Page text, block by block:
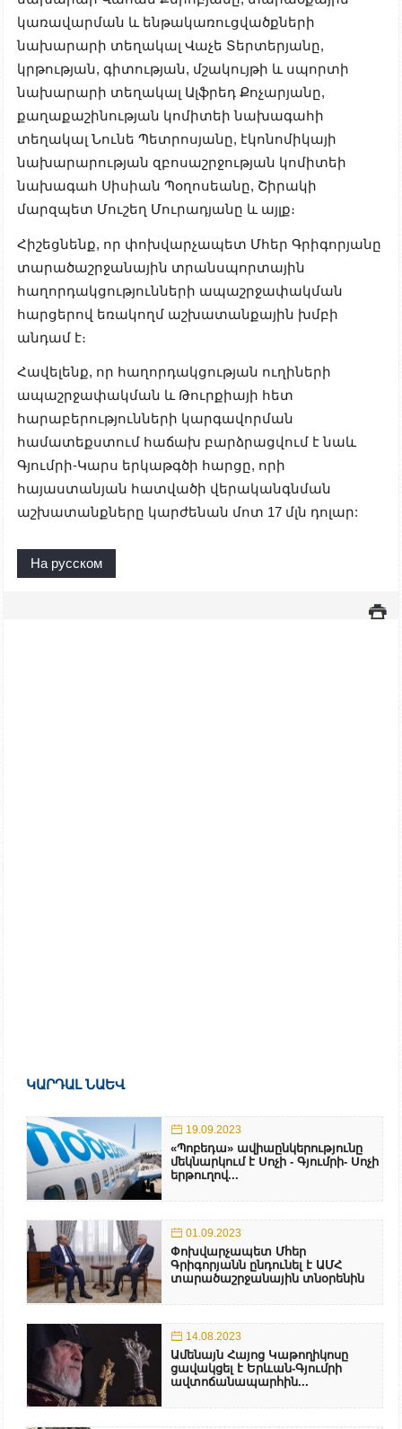
կառավարման և ենթակառուցվածքների
նախարարի տեղակալ Վաչե Տերտերյանը,
կրթության, գիտության, մշակույթի և սպորտի
նախարարի տեղակալ Ալֆրեդ Քոչարյանը,
քաղաքաշինության կոմիտեի նախագահի
տեղակալ Նունե Պետրոսյանը, էկոնոմիկայի
նախարարության զբոսաշրջության կոմիտեի
նախագահ Սիսիան Պօղոսեանը, Շիրակի
մարզպետ Մուշեղ Մուրադյանը և այլք։
Հիշեցնենք, որ փոխվարչապետ Մհեր Գրիգորյանը
տարածաշրջանային տրանսպորտային
հաղորդակցությունների ապաշրջափակման
հարցերով եռակողմ աշխատանքային խմբի
անդամ է։
Հավելենք, որ հաղորդակցության ուղիների
ապաշրջափակման և Թուրքիայի հետ
հարաբերությունների կարգավորման
համատեքստում հաճախ բարձրացվում է նաև
Գյումրի-Կարս երկաթգծի հարցը, որի
հայաստանյան հատվածի վերականգնման
աշխատանքները կարժենան մոտ 17 մլն դոլար:
На русском
ԿԱՐԴԱԼ ՆԱԵՎ
19.09.2023
«Պոբեդա» ավիաընկերությունը
մեկնարկում է Սոչի - Գյումրի- Սոչի
երթուղով...
01.09.2023
Փոխվարչապետ Մհեր
Գրիգորյանն ընդունել է ԱՄՀ
տարածաշրջանային տնօրենին
14.08.2023
Ամենայն Հայոց Կաթողիկոսը
ցավակցել է Երևան-Գյումրի
ավտոճանապարհին...